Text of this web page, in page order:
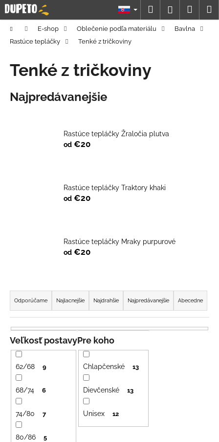
Prejsť
na
obsah
Hľadať
košík
DomovE-shop Oblečenie podľa materiálu
Bavlna
Rastúce tepláčky
Tenké z tričkoviny
Tenké z tričkoviny
Najpredávanejšie
Rastúce tepláčky Žraločia plutva
od €20
Rastúce tepláčky Traktory khaki
od €20
Rastúce tepláčky Mraky purpurové
od €20
R
a
d
e
n
i
e
p
o
d
u
Odporúčame Najlacnejšie Najdrahšie Najpredávanejšie Abecedne
Pre koho
Chlapčenské 13
Dievčenské 13
Unisex 12
Veľkosť postavy
62/68 9
68/74 6
74/80 7
80/86 5
K
o
o
p
o
t
HĽADAŤ
O
d
p